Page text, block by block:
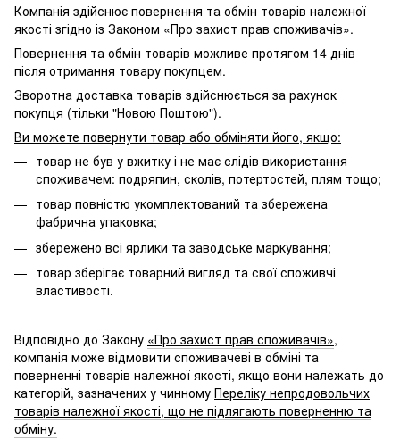
Компанія здійснює повернення та обмін товарів належної
якості згідно із Законом «Про захист прав споживачів».
Повернення та обмін товарів можливе протягом 14 днів
після отримання товару покупцем.
Зворотна доставка товарів здійснюється за рахунок
покупця (тільки "Новою Поштою").
Ви можете повернути товар або обміняти його, якщо:
товар не був у вжитку і не має слідів використання
споживачем: подряпин, сколів, потертостей, плям тощо;
товар повністю укомплектований та збережена
фабрична упаковка;
збережено всі ярлики та заводське маркування;
товар зберігає товарний вигляд та свої споживчі
властивості.
Відповідно до Закону «Про захист прав споживачів»,
компанія може відмовити споживачеві в обміні та
поверненні товарів належної якості, якщо вони належать до
категорій, зазначених у чинному Переліку непродовольчих
товарів належної якості, що не підлягають поверненню та
обміну.